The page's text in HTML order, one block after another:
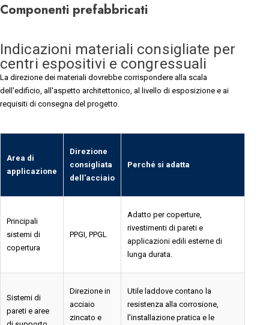
Componenti prefabbricati
Indicazioni materiali consigliate per
centri espositivi e congressuali
La direzione dei materiali dovrebbe corrispondere alla scala
dell'edificio, all'aspetto architettonico, al livello di esposizione e ai
requisiti di consegna del progetto.
Area di
applicazione
Direzione
consigliata
dell'acciaio
Perché si adatta
Principali
sistemi di
copertura
PPGI, PPGL
Adatto per coperture,
rivestimenti di pareti e
applicazioni edili esterne di
lunga durata.
Sistemi di
pareti e aree
Direzione in
acciaio
zincato e
Utile laddove contano la
resistenza alla corrosione,
l'installazione pratica e le